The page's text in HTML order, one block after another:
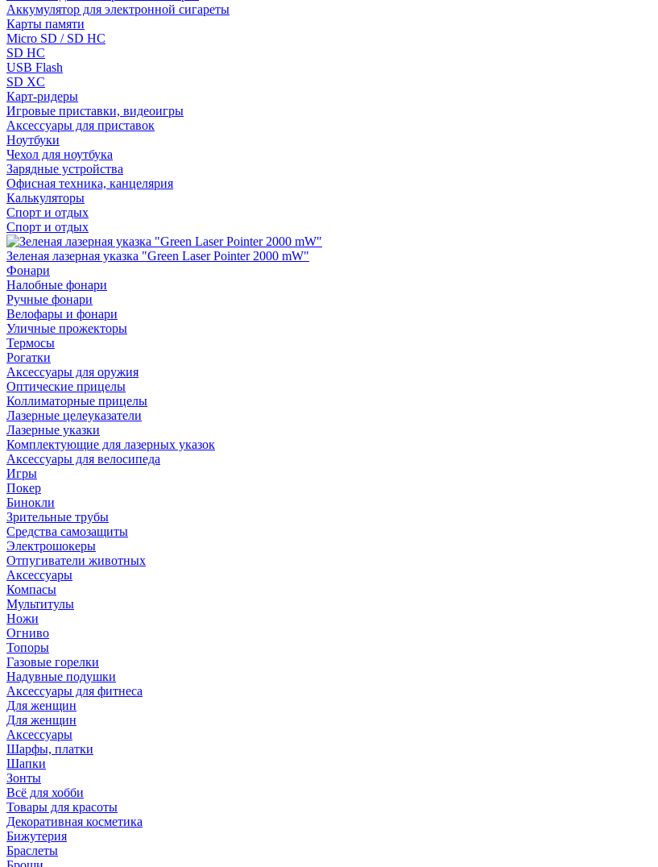
Аккумулятор для электронной сигареты
Карты памяти
Micro SD / SD HC
SD HC
USB Flash
SD XC
Карт-ридеры
Игровые приставки, видеоигры
Аксессуары для приставок
Ноутбуки
Чехол для ноутбука
Зарядные устройства
Офисная техника, канцелярия
Калькуляторы
Спорт и отдых
Спорт и отдых
Зеленая лазерная указка "Green Laser Pointer 2000 mW"
Фонари
Налобные фонари
Ручные фонари
Велофары и фонари
Уличные прожекторы
Термосы
Рогатки
Аксессуары для оружия
Оптические прицелы
Коллиматорные прицелы
Лазерные целеуказатели
Лазерные указки
Комплектующие для лазерных указок
Аксессуары для велосипеда
Игры
Покер
Бинокли
Зрительные трубы
Средства самозащиты
Электрошокеры
Отпугиватели животных
Аксессуары
Компасы
Мультитулы
Ножи
Огниво
Топоры
Газовые горелки
Надувные подушки
Аксессуары для фитнеса
Для женщин
Для женщин
Аксессуары
Шарфы, платки
Шапки
Зонты
Всё для хобби
Товары для красоты
Декоративная косметика
Бижутерия
Браслеты